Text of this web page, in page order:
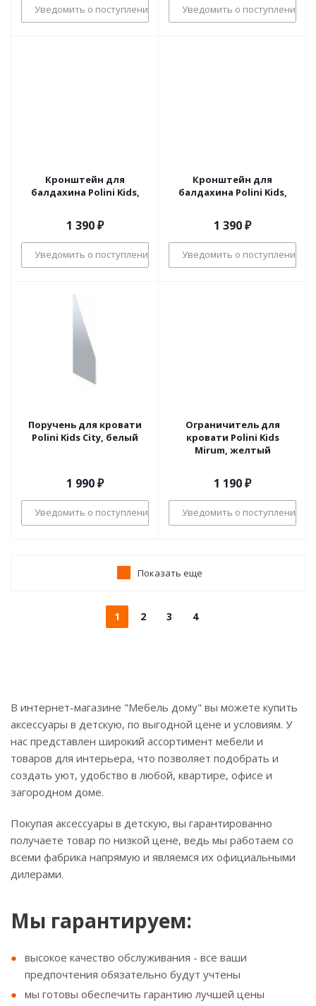
Уведомить о поступлении Уведомить о поступлении
Кронштейн для
балдахина Polini Kids,
1 390₽
Уведомить о поступлении
Кронштейн для
балдахина Polini Kids,
1 390₽
Уведомить о поступлении
Поручень для кровати
Polini Kids City, белый
1 990₽
Уведомить о поступлении
Ограничитель для
кровати Polini Kids
Mirum, желтый
1 190₽
Уведомить о поступлении
Показать еще
1 2 3 4
В интернет-магазине "Мебель дому" вы можете купить
аксессуары в детскую, по выгодной цене и условиям. У
нас представлен широкий ассортимент мебели и
товаров для интерьера, что позволяет подобрать и
создать уют, удобство в любой, квартире, офисе и
загородном доме.
Покупая аксессуары в детскую, вы гарантированно
получаете товар по низкой цене, ведь мы работаем со
всеми фабрика напрямую и являемся их официальными
дилерами.
Мы гарантируем:
высокое качество обслуживания - все ваши
предпочтения обязательно будут учтены
мы готовы обеспечить гарантию лучшей цены